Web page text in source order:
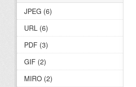
JPEG (6)
URL (6)
PDF (3)
GIF (2)
MIRO (2)